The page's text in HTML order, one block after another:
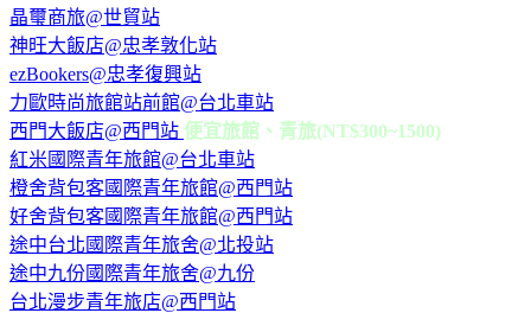
晶璽商旅@世貿站
神旺大飯店@忠孝敦化站
ezBookers@忠孝復興站
力歐時尚旅館站前館@台北車站
西門大飯店@西門站 便宜旅館、青旅(NT$300~1500)
紅米國際青年旅館@台北車站
橙舍背包客國際青年旅館@西門站
好舍背包客國際青年旅館@西門站
途中台北國際青年旅舍@北投站
途中九份國際青年旅舍@九份
台北漫步青年旅店@西門站